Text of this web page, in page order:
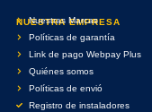
NUESTRA EMPRESA
Nuestras Marcas
Políticas de garantía
Link de pago Webpay Plus
Quiénes somos
Políticas de envió
Registro de instaladores